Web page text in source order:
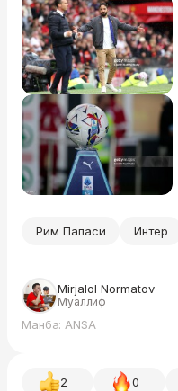
Рим Папаси Интер
Mirjalol Normatov
Муаллиф
Манба: ANSA
2 0